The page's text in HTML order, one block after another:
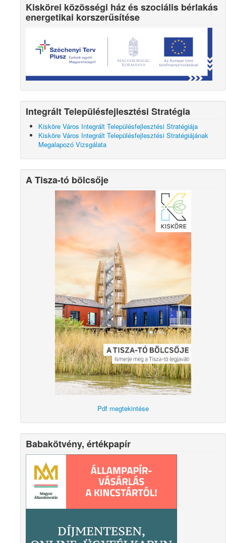
Kiskörei közösségi ház és szociális bérlakás
energetikai korszerűsítése
Integrált Településfejlesztési Stratégia
Kisköre Város Integrált Településfejlesztési Stratégiája
Kisköre Város Integrált Településfejlesztési Stratégiájának
Megalapozó Vizsgálata
A Tisza-tó bölcsője
Pdf megtekintése
Babakötvény, értékpapír